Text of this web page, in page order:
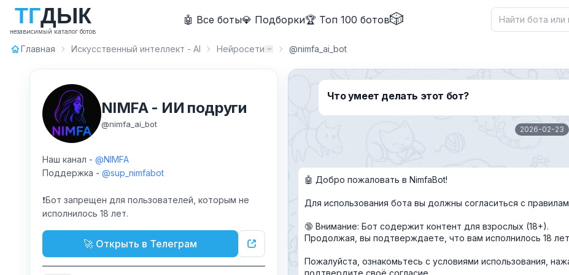
ТГДЫК
независимый каталог ботов
🤖 Все боты💎 Подборки🏆 Топ 100 ботов🎲
Главная Искусственный интеллект - AI Нейросети @nimfa_ai_bot
NIMFA - ИИ подруги
@nimfa_ai_bot
Наш канал - @NIMFA
Поддержка - @sup_nimfabot
❗️Бот запрещен для пользователей, которым не
исполнилось 18 лет.
🚀 Открыть в Телеграм
Что умеет делать этот бот?
2026-02-23
🤖 Добро пожаловать в NimfaBot!
Для использования бота вы должны согласиться с
🔞 Внимание: Бот содержит контент для взрослых (18+).
Продолжая, вы подтверждаете, что вам исполнилось 18
Пожалуйста, ознакомьтесь с условиями использования,
подтвердите своё согласие.